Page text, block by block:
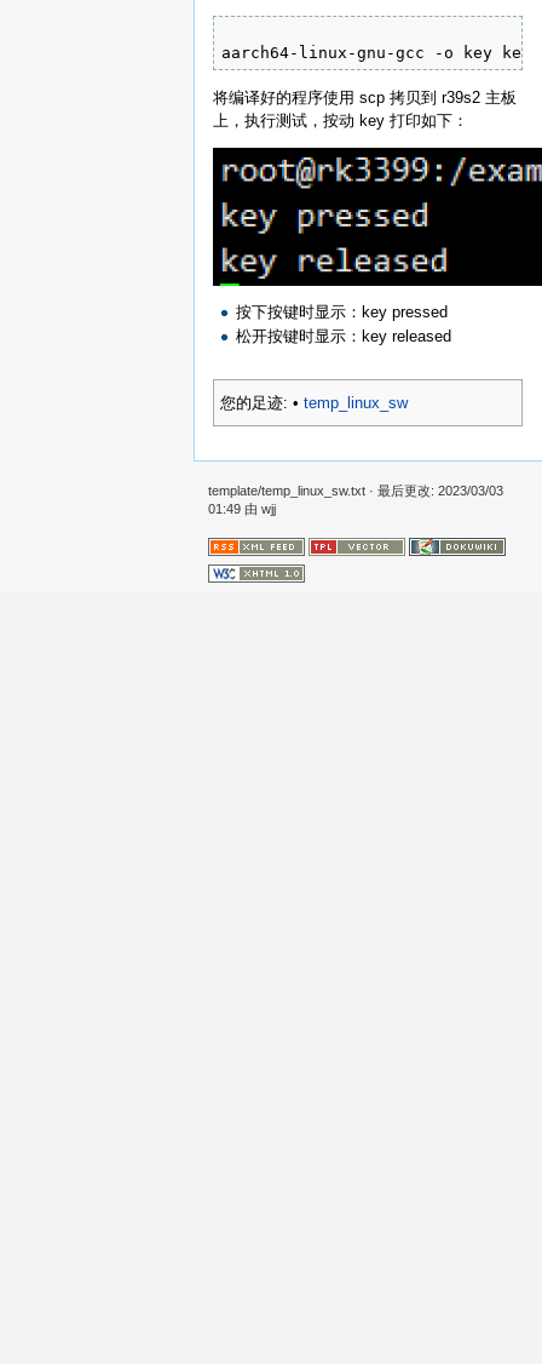
aarch64-linux-gnu-gcc -o key
将编译好的程序使用 scp 拷贝到 r39s2 主板
上，执行测试，按动 key 打印如下：
按下按键时显示：key pressed
松开按键时显示：key released
您的足迹: • temp_linux_sw
template/temp_linux_sw.txt · 最后更改: 2023/03/03
01:49 由 wjj